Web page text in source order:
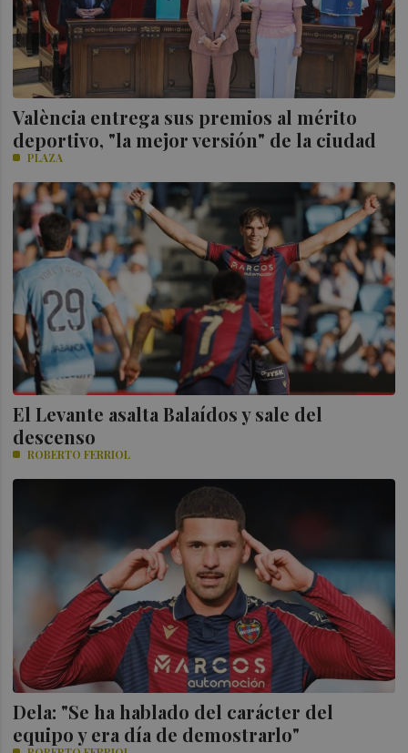
València entrega sus premios al mérito
deportivo, "la mejor versión" de la ciudad
PLAZA
El Levante asalta Balaídos y sale del
descenso
ROBERTO FERRIOL
Dela: "Se ha hablado del carácter del
equipo y era día de demostrarlo"